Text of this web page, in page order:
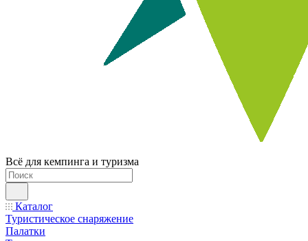
Всё для кемпинга и туризма
Каталог
Туристическое снаряжение
Палатки